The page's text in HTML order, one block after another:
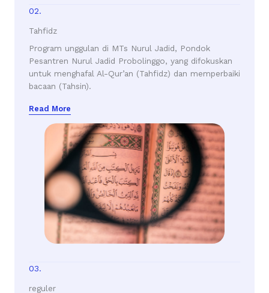
02.
Tahfidz
Program unggulan di MTs Nurul Jadid, Pondok
Pesantren Nurul Jadid Probolinggo, yang difokuskan
untuk menghafal Al-Qur’an (Tahfidz) dan memperbaiki
bacaan (Tahsin).
Read More
03.
reguler